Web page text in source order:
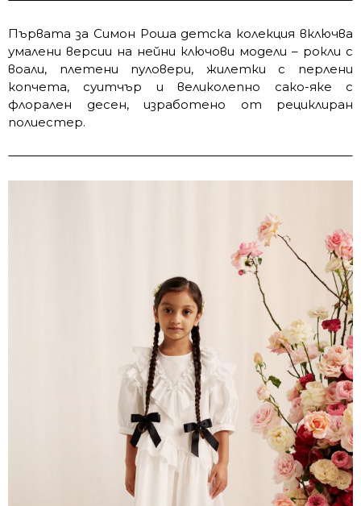
Първата за Симон Роша детска колекция включва
умалени версии на нейни ключови модели – рокли с
воали, плетени пуловери, жилетки с перлени
копчета, суитчър и великолепно сако-яке с
флорален десен, изработено от рециклиран
полиестер.